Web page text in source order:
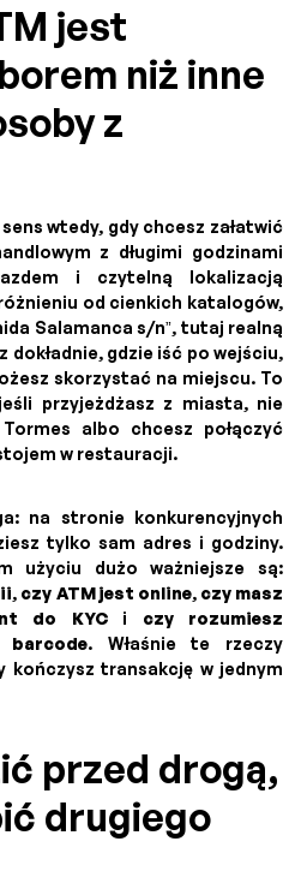
jest
niż inne
z
wtedy, gdy chcesz załatwić
z długimi godzinami
i czytelną lokalizacją
od cienkich katalogów,
Salamanca s/n”, tutaj realną
dokładnie, gdzie iść po wejściu,
skorzystać na miejscu. To
przyjeżdżasz z miasta, nie
albo chcesz połączyć
w restauracji.
na stronie konkurencyjnych
tylko sam adres i godziny.
użyciu dużo ważniejsze są:
, czy ATM jest online, czy masz
do KYCi czy rozumiesz
. Właśnie te rzeczy
kończysz transakcję w jednym
przed drogą,
drugiego